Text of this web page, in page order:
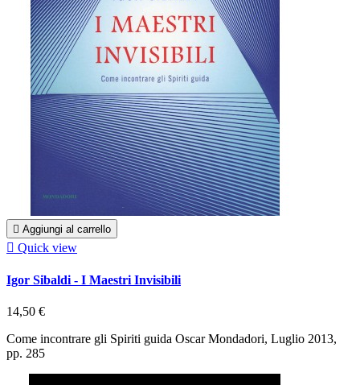
 Aggiungi al carrello
 Quick view
Igor Sibaldi - I Maestri Invisibili
14,50 €
Come incontrare gli Spiriti guida Oscar Mondadori, Luglio 2013,
pp. 285